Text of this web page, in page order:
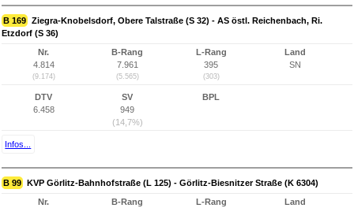
B 169 Ziegra-Knobelsdorf, Obere Talstraße (S 32) - AS östl. Reichenbach, Ri.
Etzdorf (S 36)
Nr.
4.814
(9.174)
B-Rang
7.961
(5.565)
L-Rang
395
(303)
Land
SN
DTV
6.458
SV
949
(14,7%)
BPL
Infos...
B 99 KVP Görlitz-Bahnhofstraße (L 125) - Görlitz-Biesnitzer Straße (K 6304)
Nr.
B-Rang
L-Rang
Land